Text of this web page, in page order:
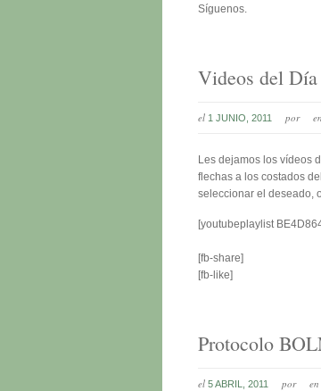
Síguenos.
Videos del
el 1 JUNIO, 2011 por en
Les dejamos los vídeos
flechas a los costados
seleccionar el deseado,
[youtubeplaylist
[fb-share]
[fb-like]
Protocolo
el 5 ABRIL, 2011 por en